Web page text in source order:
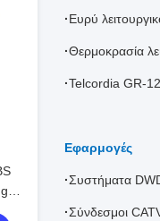
·Ευρύ
·Θερμοκρασία
·Telcordia GR-
Εφαρμογές
·Συστήματα
·Σύνδεσμοι